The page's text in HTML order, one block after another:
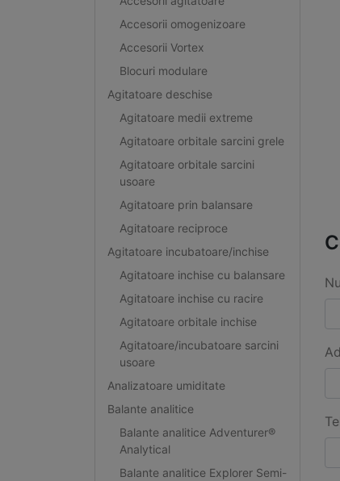
Accesorii omogenizoare
Accesorii Vortex
Blocuri modulare
Agitatoare deschise
Agitatoare medii extreme
Agitatoare orbitale sarcini grele
Agitatoare orbitale sarcini
usoare
Agitatoare prin balansare
Agitatoare reciproce
Agitatoare incubatoare/inchise
Agitatoare inchise cu balansare
Agitatoare inchise cu racire
Agitatoare orbitale inchise
Agitatoare/incubatoare sarcini
usoare
Analizatoare umiditate
Balante analitice
Balante analitice Adventurer®
Analytical
Balante analitice Explorer Semi-